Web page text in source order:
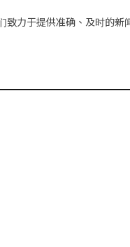
力于提供准确、及时的